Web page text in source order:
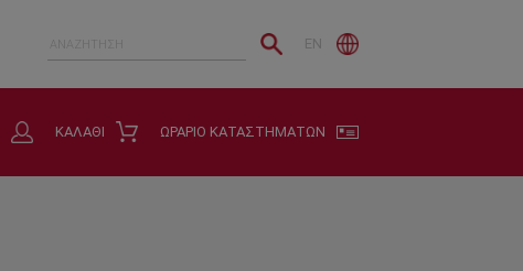
EN
ΩΡΑΡΙΟ ΚΑΤΑΣΤΗΜΑΤΩΝ
ΚΑΛΑΘΙ